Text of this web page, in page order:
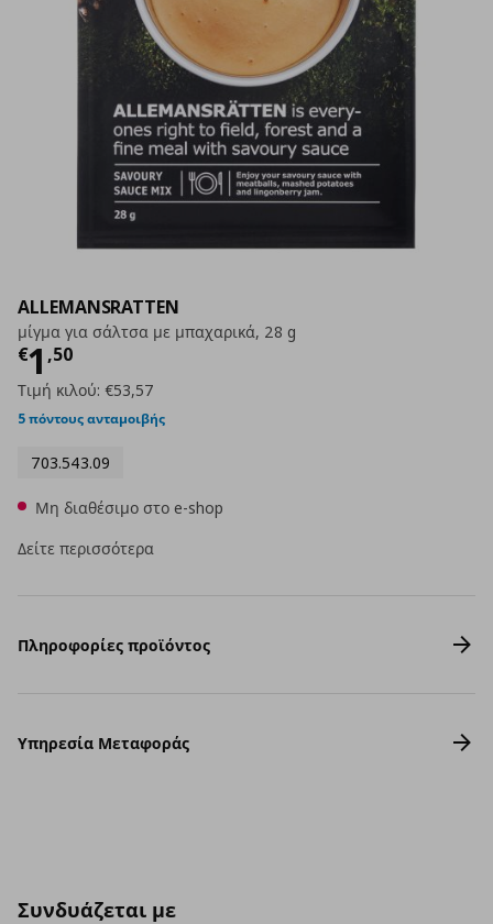
ALLEMANSRATTEN
μίγμα για σάλτσα με μπαχαρικά, 28 g
€1 ,50
Τρέχουσα τιμή
Τιμή κιλού: €53,57
5 πόντους ανταμοιβής
703.543.09
Μη διαθέσιμο στο e-shop
Δείτε περισσότερα
Πληροφορίες προϊόντος
Υπηρεσία Μεταφοράς
Συνδυάζεται με